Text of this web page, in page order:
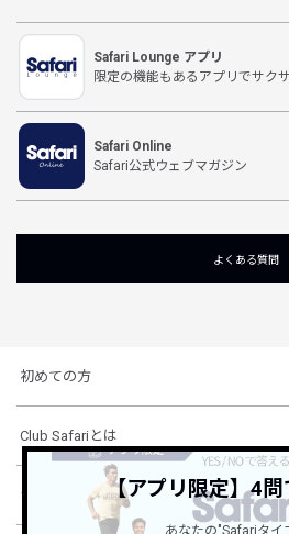
Safari Lounge アプリ
限定の機能もあるアプリでサク
Safari Online
Safari公式ウェブマガジン
よくある質問
初めての方
Club Safariとは
ショッピングガイド【アプリ限定】4
あなたの"Safariタイ